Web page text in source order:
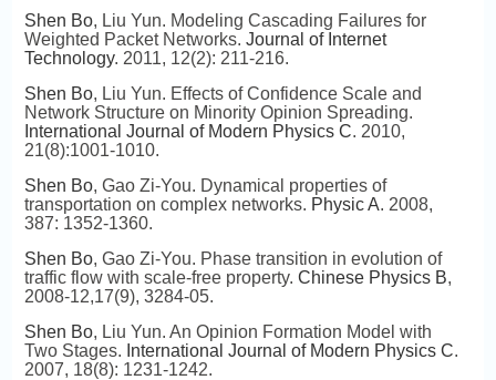
Shen Bo, Liu Yun. Modeling Cascading Failures for
Weighted Packet Networks. Journal of Internet
Technology. 2011, 12(2): 211-216.
Shen Bo, Liu Yun. Effects of Confidence Scale and
Network Structure on Minority Opinion Spreading.
International Journal of Modern Physics C. 2010,
21(8):1001-1010.
Shen Bo, Gao Zi-You. Dynamical properties of
transportation on complex networks. Physic A. 2008,
387: 1352-1360.
Shen Bo, Gao Zi-You. Phase transition in evolution of
traffic flow with scale-free property. Chinese Physics B,
2008-12,17(9), 3284-05.
Shen Bo, Liu Yun. An Opinion Formation Model with
Two Stages. International Journal of Modern Physics C.
2007, 18(8): 1231-1242.